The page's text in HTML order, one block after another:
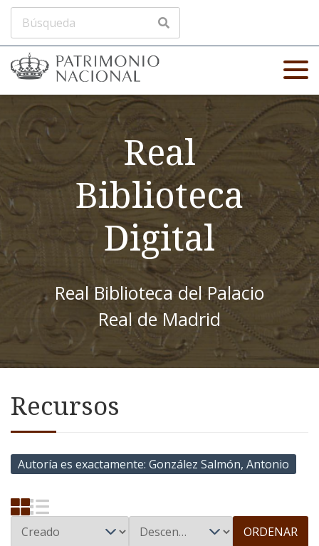
Real
Biblioteca
Digital
Real Biblioteca del Palacio
Real de Madrid
Recursos
Autoría es exactamente González Salmón, Antonio
ORDENAR